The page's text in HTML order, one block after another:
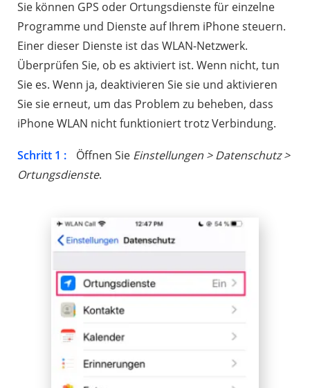
Sie können GPS oder Ortungsdienste für einzelne
Programme und Dienste auf Ihrem iPhone steuern.
Einer dieser Dienste ist das WLAN-Netzwerk.
Überprüfen Sie, ob es aktiviert ist. Wenn nicht, tun
Sie es. Wenn ja, deaktivieren Sie sie und aktivieren
Sie sie erneut, um das Problem zu beheben, dass
iPhone WLAN nicht funktioniert trotz Verbindung.
Schritt 1 : Öffnen Sie Einstellungen > Datenschutz >
Ortungsdienste.